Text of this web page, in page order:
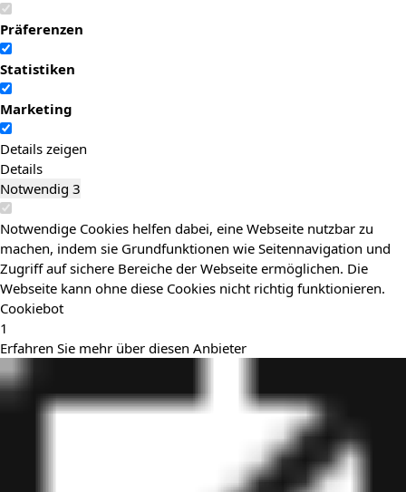
Präferenzen
Statistiken
Marketing
Details zeigen
Details
Notwendig 3
Notwendige Cookies helfen dabei, eine Webseite nutzbar zu
machen, indem sie Grundfunktionen wie Seitennavigation und
Zugriff auf sichere Bereiche der Webseite ermöglichen. Die
Webseite kann ohne diese Cookies nicht richtig funktionieren.
Cookiebot
1
Erfahren Sie mehr über diesen Anbieter